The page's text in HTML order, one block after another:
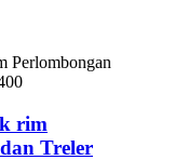
rim
Treler